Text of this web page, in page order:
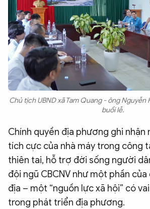
Chủ tịch UBND xã Tam Quang - ông Nguyễn
buổi lễ.
Chính quyền địa phương ghi nhận
tích cực của nhà máy trong công
thiên tai, hỗ trợ đời sống người
đội ngũ CBCNV như một phần
địa – một “nguồn lực xã hội” có
trong phát triển địa phương.